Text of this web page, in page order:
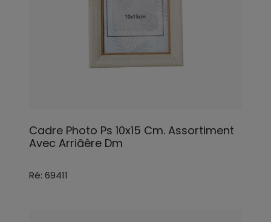
Cadre Photo Ps 10x15 Cm. Assortiment
Avec Arriãêre Dm
Ré: 69411